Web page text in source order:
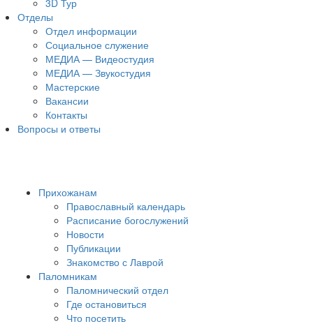
3D Тур
Отделы
Отдел информации
Социальное служение
МЕДИА — Видеостудия
МЕДИА — Звукостудия
Мастерские
Вакансии
Контакты
Вопросы и ответы
Прихожанам
Православный календарь
Расписание богослужений
Новости
Публикации
Знакомство с Лаврой
Паломникам
Паломнический отдел
Где остановиться
Что посетить